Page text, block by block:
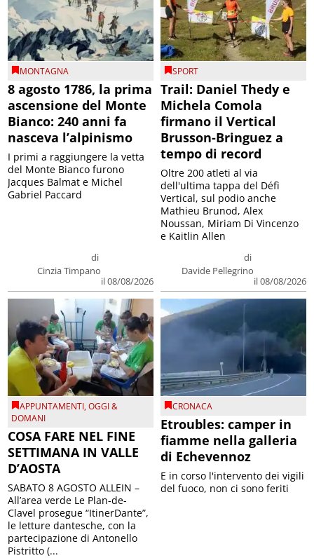
MONTAGNA
8 agosto 1786, la prima
ascensione del Monte
Bianco: 240 anni fa
nasceva l’alpinismo
di
Cinzia Timpano
il 08/08/2026
I primi a raggiungere la vetta
del Monte Bianco furono
Jacques Balmat e Michel
Gabriel Paccard
SPORT
Trail: Daniel Thedy e
Michela Comola
firmano il Vertical
Brusson-Bringuez a
tempo di record
di
Davide Pellegrino
il 08/08/2026
Oltre 200 atleti al via
dell'ultima tappa del Défì
Vertical, sul podio anche
Mathieu Brunod, Alex
Noussan, Miriam Di Vincenzo
e Kaitlin Allen
APPUNTAMENTI,OGGI &
DOMANI
COSA FARE NEL FINE
SETTIMANA IN VALLE
D’AOSTA
SABATO 8 AGOSTO ALLEIN –
All’area verde Le Plan-de-
Clavel prosegue “ItinerDante”,
le letture dantesche, con la
partecipazione di Antonello
Pistritto (...
CRONACA
Etroubles: camper in
fiamme nella galleria
di Echevennoz
E in corso l'intervento dei vigili
del fuoco, non ci sono feriti